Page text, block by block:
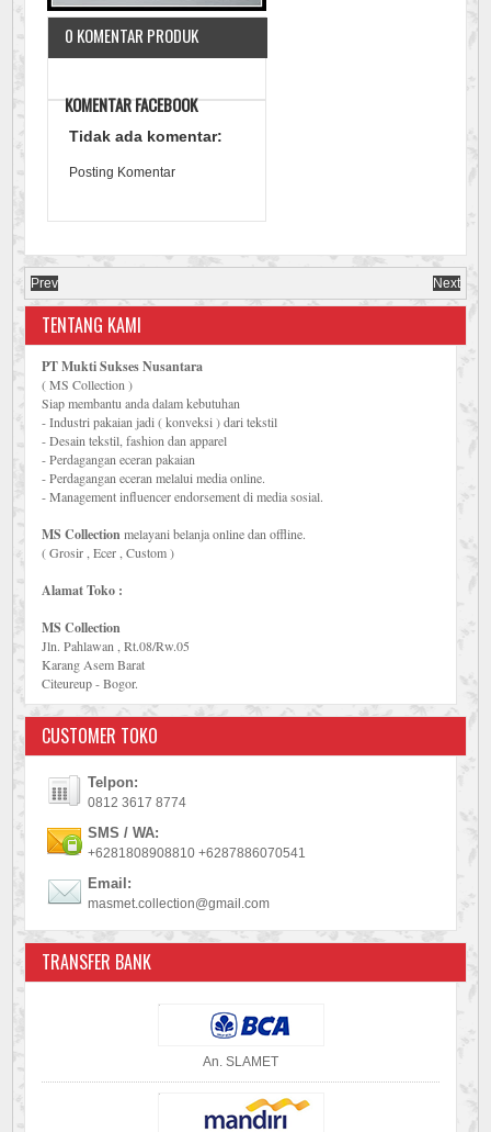
0 KOMENTAR PRODUK
KOMENTAR FACEBOOK
Tidak ada komentar:
Posting Komentar
Prev Next
TENTANG KAMI
PT Mukti Sukses Nusantara
( MS Collection )
Siap membantu anda dalam kebutuhan
- Industri pakaian jadi ( konveksi ) dari tekstil
- Desain tekstil, fashion dan apparel
- Perdagangan eceran pakaian
- Perdagangan eceran melalui media online.
- Management influencer endorsement di media sosial.
MS Collectionmelayani belanja online dan offline.
( Grosir , Ecer , Custom )
Alamat Toko :
MS Collection
Jln. Pahlawan , Rt.08/Rw.05
Karang Asem Barat
Citeureup - Bogor.
CUSTOMER TOKO
Telpon:
0812 3617 8774
SMS / WA:
+6281808908810 +6287886070541
Email:
masmet.collection@gmail.com
TRANSFER BANK
An. SLAMET